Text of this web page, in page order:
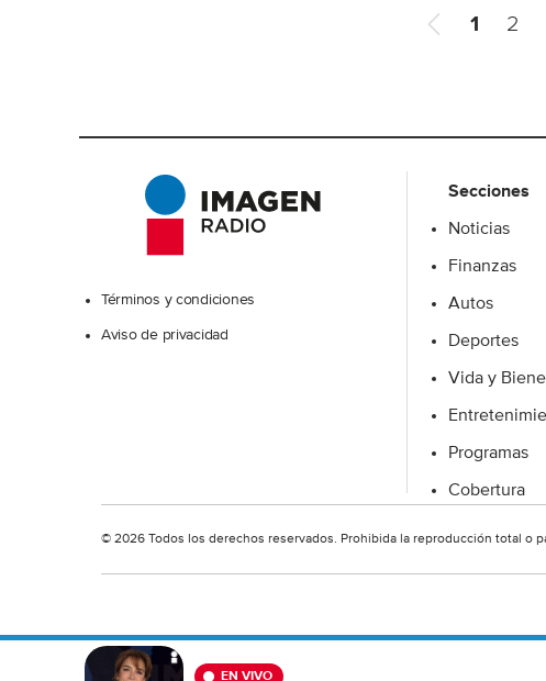
i
1 2
EN VIVO
Términos y condiciones
Aviso de privacidad
Secciones
Noticias
Finanzas
Autos
Deportes
Vida y
Programas
Cobertura
© 2026 Todos los derechos reservados. Prohibida la reproducción total o